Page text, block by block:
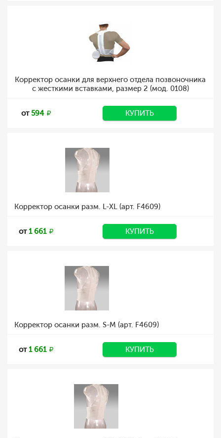
Корректор осанки для верхнего отдела позвоночника
с жесткими вставками, размер 2 (мод. 0108)
от594 КУПИТЬ
Корректор осанки разм. L-XL (арт. F4609)
от1 661 КУПИТЬ
Корректор осанки разм. S-M (арт. F4609)
от1 661 КУПИТЬ